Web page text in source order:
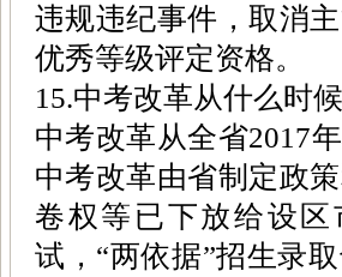
违规违纪事件，取消
优秀等级评定资格。
15.中考改革从什么时
中考改革从全省2017
中考改革由省制定政
卷权等已下放给设
试，“两依据”招生录